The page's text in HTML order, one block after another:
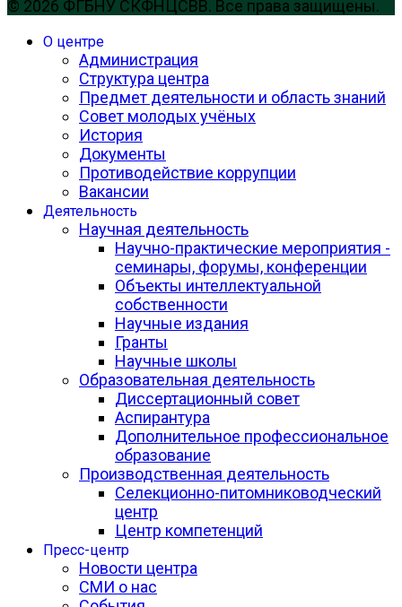
© 2026 ФГБНУ СКФНЦСВВ. Все права защищены.
О центре
Администрация
Структура центра
Предмет деятельности и область знаний
Совет молодых учёных
История
Документы
Противодействие коррупции
Вакансии
Деятельность
Научная деятельность
Научно-практические мероприятия -
семинары, форумы, конференции
Объекты интеллектуальной
собственности
Научные издания
Гранты
Научные школы
Образовательная деятельность
Диссертационный совет
Аспирантура
Дополнительное профессиональное
образование
Производственная деятельность
Селекционно-питомниководческий
центр
Центр компетенций
Пресс-центр
Новости центра
СМИ о нас